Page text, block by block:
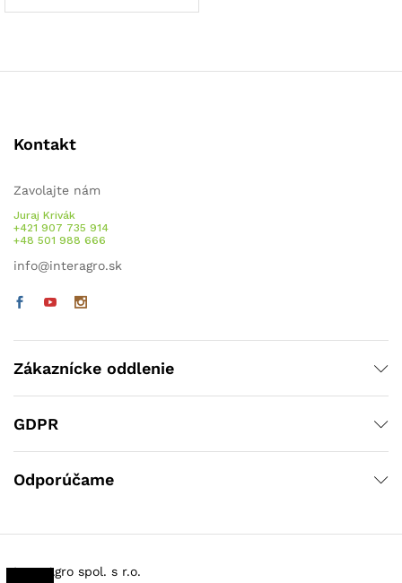
Kontakt
Zavolajte nám
Juraj Krivák
+421 907 735 914
+48 501 988 666
info@interagro.sk
Zákaznícke oddlenie
GDPR
Odporúčame
Inter Agro spol. s r.o.